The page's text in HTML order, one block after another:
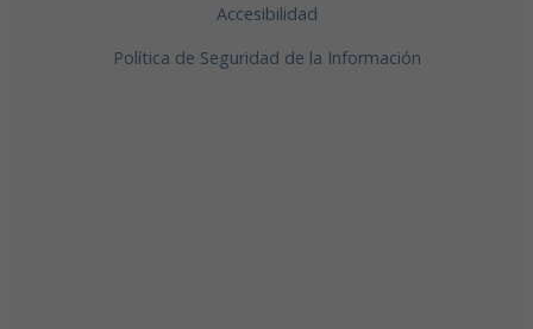
Accesibilidad
Política de Seguridad de la Información